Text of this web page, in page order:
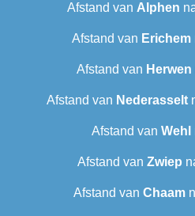
Afstand van Alphen
Afstand van Erichem
Afstand van Herwen
Afstand van Nederasselt
Afstand van Wehl
Afstand van Zwiep
Afstand van Chaam